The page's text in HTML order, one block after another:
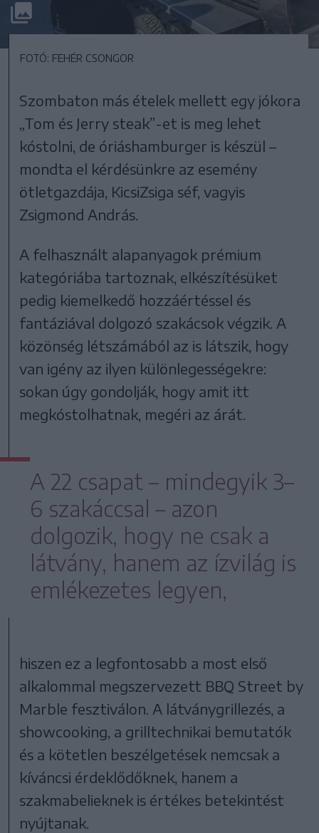
FOTÓ: FEHÉR CSONGOR
Szombaton más ételek mellett egy jókora
„Tom és Jerry steak”-et is meg lehet
kóstolni, de óriáshamburger is készül –
mondta el kérdésünkre az esemény
ötletgazdája, KicsiZsiga séf, vagyis
Zsigmond András.
A felhasznált alapanyagok prémium
kategóriába tartoznak, elkészítésüket
pedig kiemelkedő hozzáértéssel és
fantáziával dolgozó szakácsok végzik. A
közönség létszámából az is látszik, hogy
van igény az ilyen különlegességekre:
sokan úgy gondolják, hogy amit itt
megkóstolhatnak, megéri az árát.
A 22 csapat – mindegyik 3–
6 szakáccsal – azon
dolgozik, hogy ne csak a
látvány, hanem az ízvilág is
emlékezetes legyen,
hiszen ez a legfontosabb a most első
alkalommal megszervezett BBQ Street by
Marble fesztiválon. A látványgrillezés, a
showcooking, a grilltechnikai bemutatók
és a kötetlen beszélgetések nemcsak a
kíváncsi érdeklődőknek, hanem a
szakmabelieknek is értékes betekintést
nyújtanak.